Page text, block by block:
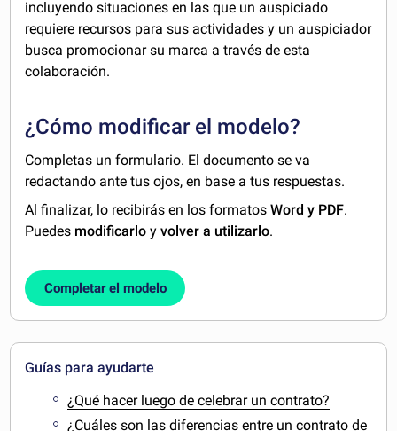
incluyendo situaciones en las que un auspiciado
requiere recursos para sus actividades y un auspiciador
busca promocionar su marca a través de esta
colaboración.
¿Cómo modificar el modelo?
Completas un formulario. El documento se va
redactando ante tus ojos, en base a tus respuestas.
Al finalizar, lo recibirás en los formatosWord y PDF.
Puedes modificarlo yvolver a utilizarlo.
Completar el modelo
Guías para ayudarte
¿Qué hacer luego de celebrar un contrato?
¿Cuáles son las diferencias entre un contrato de